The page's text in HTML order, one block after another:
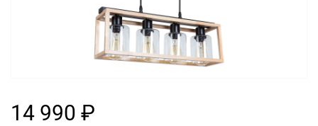
14 990 ₽